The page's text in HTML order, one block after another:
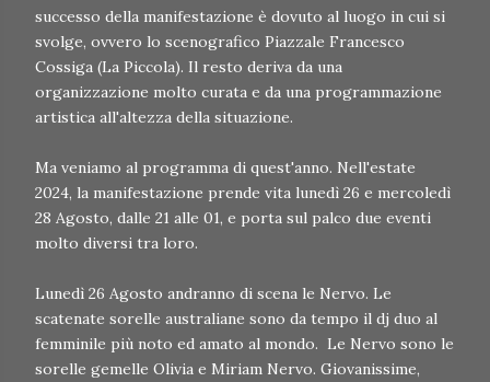
successo della manifestazione è dovuto al luogo in cui si
svolge, ovvero lo scenografico Piazzale Francesco
Cossiga (La Piccola). Il resto deriva da una
organizzazione molto curata e da una programmazione
artistica all'altezza della situazione.
Ma veniamo al programma di quest'anno. Nell'estate
2024, la manifestazione prende vita lunedì 26 e mercoledì
28 Agosto, dalle 21 alle 01, e porta sul palco due eventi
molto diversi tra loro.
Lunedì 26 Agosto andranno di scena le Nervo. Le
scatenate sorelle australiane sono da tempo il dj duo al
femminile più noto ed amato al mondo. Le Nervo sono le
sorelle gemelle Olivia e Miriam Nervo. Giovanissime,